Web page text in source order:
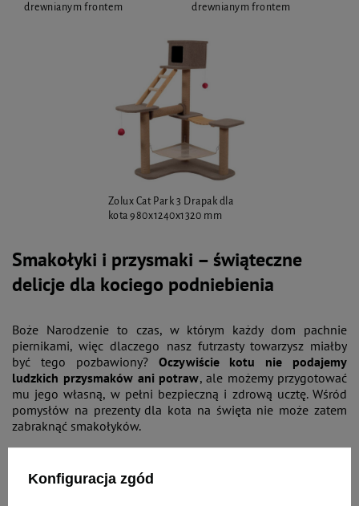
drewnianym frontem
drewnianym frontem
Zolux Cat Park 3 Drapak dla
kota 980x1240x1320 mm
Smakołyki i przysmaki – świąteczne
delicje dla kociego podniebienia
Boże Narodzenie to czas, w którym każdy dom pachnie
piernikami, więc dlaczego nasz futrzasty towarzysz miałby
być tego pozbawiony? Oczywiście kotu nie podajemy
ludzkich przysmaków ani potraw, ale możemy przygotować
mu jego własną, w pełni bezpieczną i zdrową ucztę. Wśród
pomysłów na prezenty dla kota na święta nie może zatem
zabraknąć smakołyków.
naturalne produkty o prostym składzie. Doskonale
Konfiguracja zgód